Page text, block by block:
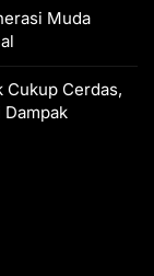
Muda
Cukup Cerdas,